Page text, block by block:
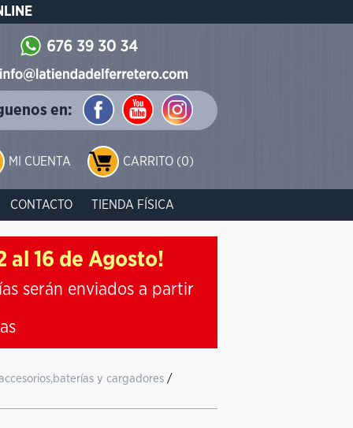
en:
MI CUENTA CARRITO (0)
CONTACTO TIENDA FÍSICA
al 16 de Agosto!
serán enviados a partir
y cargadores /